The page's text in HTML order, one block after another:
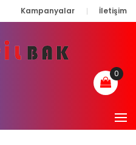
Kampanyalar İletişim
0